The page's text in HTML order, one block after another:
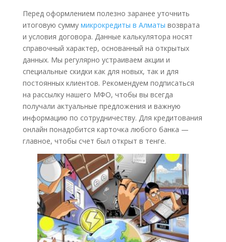
Перед оформлением полезно заранее уточнить
итоговую сумму микрокредиты в Алматы возврата
и условия договора. Данные калькулятора носят
справочный характер, основанный на открытых
данных. Мы регулярно устраиваем акции и
специальные скидки как для новых, так и для
постоянных клиентов. Рекомендуем подписаться
на рассылку нашего МФО, чтобы вы всегда
получали актуальные предложения и важную
информацию по сотрудничеству. Для кредитования
онлайн понадобится карточка любого банка —
главное, чтобы счет был открыт в тенге.